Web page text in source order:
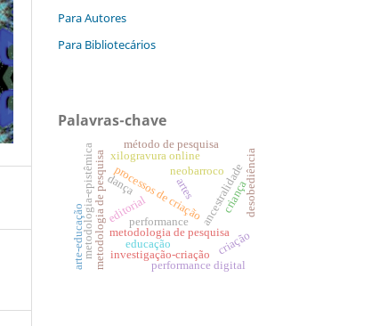
Para Autores
Para Bibliotecários
Palavras-chave
metodologia de pesquisa
metodologia de pesquisaprocessos de criação
artes
dança
performance ancestralidade
neobarroco desobediência
editorial
educação
investigação-criação
xilogravura online
performance digital
método de pesquisa
criação
metodologia-epistêmica criança
arte-educação